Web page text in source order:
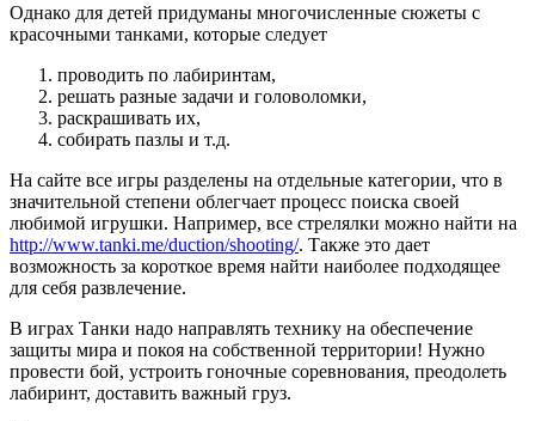
Однако для детей придуманы многочисленные сюжеты с
красочными танками, которые следует
проводить по лабиринтам,
решать разные задачи и головоломки,
раскрашивать их,
собирать пазлы и т.д.
На сайте все игры разделены на отдельные категории, что в
значительной степени облегчает процесс поиска своей
любимой игрушки. Например, все стрелялки можно найти на
http://www.tanki.me/duction/shooting/. Также это дает
возможность за короткое время найти наиболее подходящее
для себя развлечение.
В играх Танки надо направлять технику на обеспечение
защиты мира и покоя на собственной территории! Нужно
провести бой, устроить гоночные соревнования, преодолеть
лабиринт, доставить важный груз.